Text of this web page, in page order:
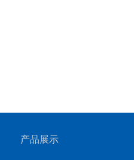
产品展示